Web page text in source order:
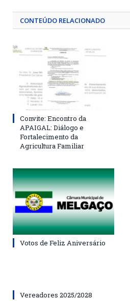
CONTEÚDO RELACIONADO
Convite: Encontro da
APAIGAL: Diálogo e
Fortalecimento da
Agricultura Familiar
Votos de Feliz Aniversário
Vereadores 2025/2028